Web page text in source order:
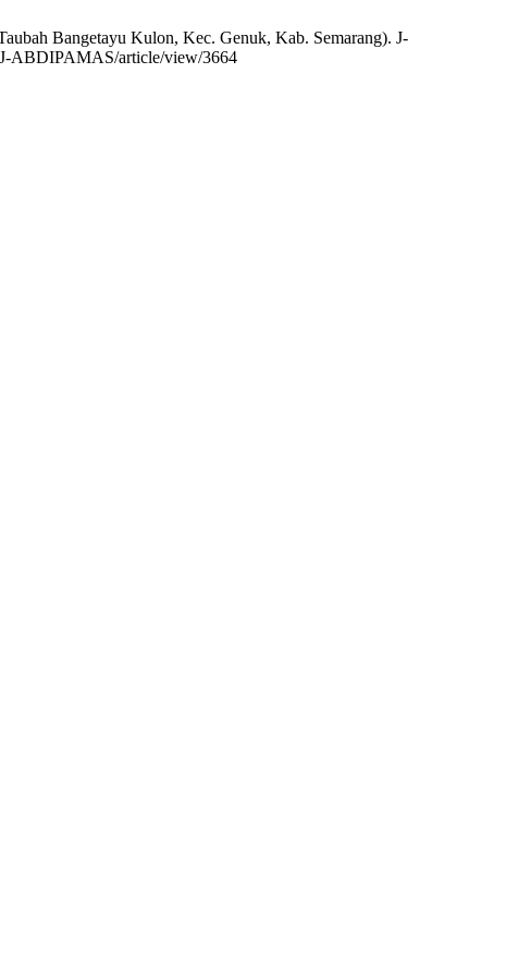
Bangetayu Kulon, Kec. Genuk, Kab. Semarang). J-
ABDIPAMAS/article/view/3664